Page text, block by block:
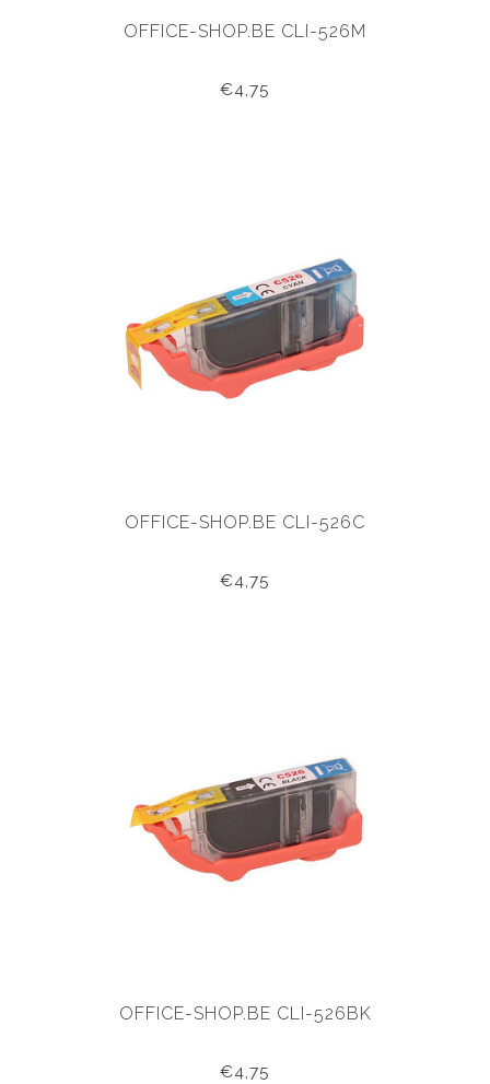
OFFICE-SHOP.BE CLI-526M
€4,75
OFFICE-SHOP.BE CLI-526C
€4,75
OFFICE-SHOP.BE CLI-526BK
€4,75